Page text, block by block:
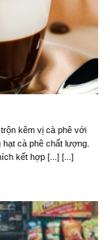
kêm vị cà phê với
cà phê chất lượng.
kết hợp [...] [...]